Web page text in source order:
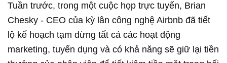
Tuần trước, trong một cuộc họp trực tuyến, Brian
Chesky - CEO của kỳ lân công nghệ Airbnb đã tiết
lộ kế hoạch tạm dừng tất cả các hoạt động
marketing, tuyển dụng và có khả năng sẽ giữ lại tiền